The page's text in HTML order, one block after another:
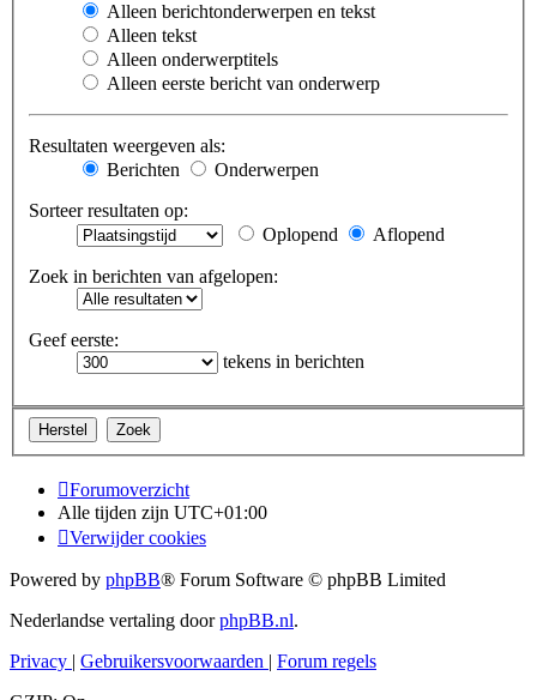
Alleen berichtonderwerpen en tekst
Alleen tekst
Alleen onderwerptitels
Alleen eerste bericht van onderwerp
Resultaten weergeven als:
Berichten
Onderwerpen
Sorteer resultaten op:
Oplopend
Aflopend
Zoek in berichten van afgelopen:
Geef eerste:
tekens in berichten
Forumoverzicht
Alle tijden zijn UTC+01:00
Verwijder cookies
Powered by phpBB® Forum Software © phpBB Limited
Nederlandse vertaling doorphpBB.nl.
Privacy | Gebruikersvoorwaarden | Forum regels